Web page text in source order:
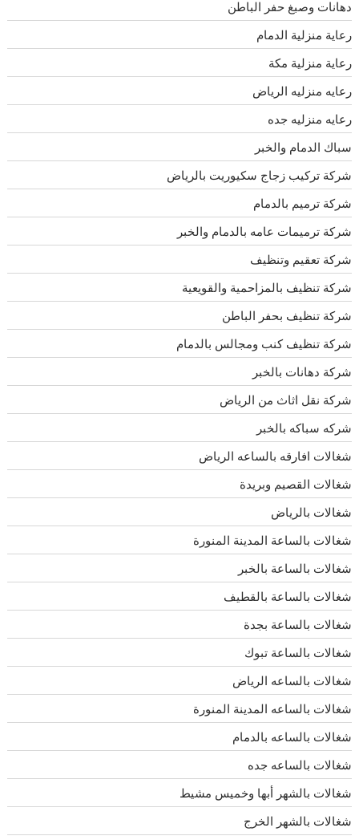
دهانات وصبغ حفر الباطن
رعاية منزلية الدمام
رعاية منزلية مكة
رعايه منزليه الرياض
رعايه منزليه جده
سباك الدمام والخبر
شركة تركيب زجاج سكيوريت بالرياض
شركة ترميم بالدمام
شركة ترميمات عامه بالدمام والخبر
شركة تعقيم وتنظيف
شركة تنظيف بالمزاحمية والقويعية
شركة تنظيف بحفر الباطن
شركة تنظيف كنب ومجالس بالدمام
شركة دهانات بالخبر
شركة نقل اثاث من الرياض
شركه سباكه بالخبر
شغالات افارقه بالساعه الرياض
شغالات القصيم وبريدة
شغالات بالرياض
شغالات بالساعة المدينة المنورة
شغالات بالساعة بالخبر
شغالات بالساعة بالقطيف
شغالات بالساعة بجدة
شغالات بالساعة تبوك
شغالات بالساعه الرياض
شغالات بالساعه المدينة المنورة
شغالات بالساعه بالدمام
شغالات بالساعه جده
شغالات بالشهر أبها وخميس مشيط
شغالات بالشهر الخرج